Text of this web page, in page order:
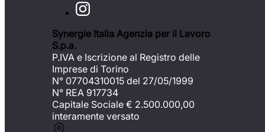
Synergie Italia Agenzia per il Lavoro
S.p.a.
P.IVA e Iscrizione al Registro delle
Imprese di Torino
N° 07704310015 del 27/05/1999
N° REA 917734
Capitale Sociale € 2.500.000,00
interamente versato